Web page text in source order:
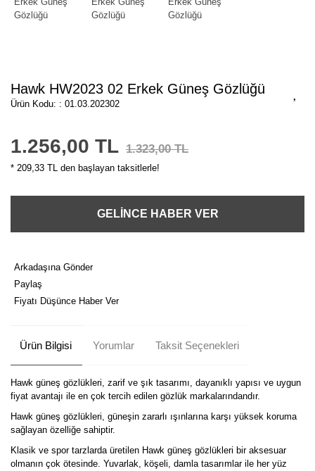
Hawk HW2023 02 Erkek Güneş Gözlüğü
Ürün Kodu: : 01.03.202302
1.256,00 TL 1.323,00 TL
* 209,33 TL den başlayan taksitlerle!
GELİNCE HABER VER
Arkadaşına Gönder
Paylaş
Fiyatı Düşünce Haber Ver
Ürün Bilgisi Yorumlar Taksit Seçenekleri
Hawk güneş gözlükleri, zarif ve şık tasarımı, dayanıklı yapısı ve uygun
fiyat avantajı ile en çok tercih edilen gözlük markalarındandır.
Hawk güneş gözlükleri, güneşin zararlı ışınlarına karşı yüksek koruma
sağlayan özelliğe sahiptir.
Klasik ve spor tarzlarda üretilen Hawk güneş gözlükleri bir aksesuar
olmanın çok ötesinde. Yuvarlak, köşeli, damla tasarımlar ile her yüz